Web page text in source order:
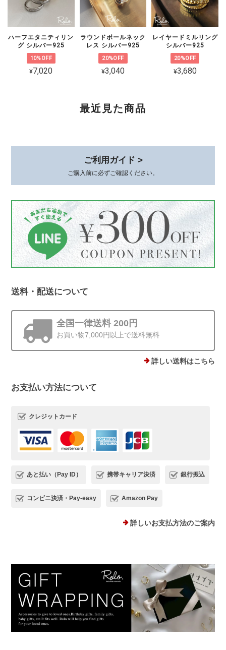
すと幸いです。
CZ 5連ラインピアス シルバー925
可愛くて品があり、とても気に入ってます。 着けていると褒めて貰え
て嬉しいです。 素敵な梱包、いつもありがとうございます😊
いてから時間が経った今も、またこうし
てお声を届けていただけて、本当に嬉し
いです。 身につけていて、褒めていた
シーンをお届けできたことが何より励み
です。 梱包についてもお言葉をいただ
き、ありがとうございます。これからも
丁寧にお届けしてまいります😊
ストーンminiピアス シルバー925
他にはあまりない、石ころモチーフ、とても可愛いです。まん丸では
この度は、Rolo.をご利用いただき有難
ただけましたら幸いです。 またご縁が
いただけることを、心よりお待ちしてお
ります。
ルバーでどんなファションにも合うため、たくさん使わせていただき
ます。 ありがとうございました。
このたびは、Rolo.をご利用いただき有
難うございます。 痒みや違和感が出て
しまっていた中、当店ピアスを使ってい
ハーフエタニティリン
グ シルバー925
10%OFF
¥7,020
ラウンドボールネック
レス シルバー925
20%OFF
¥3,040
レイヤードミルリング
シルバー925
20%OFF
¥3,680
最近見た商品
ご利用ガイド >
ご購入前に必ずご確認ください。
送料・配送について
全国一律送料 200円
お買い物7,000円以上で送料無料
詳しい送料はこちら
お支払い方法について
クレジットカード
あと払い（Pay ID） 携帯キャリア決済 銀行振込
コンビニ決済・Pay-easy Amazon Pay
詳しいお支払方法のご案内